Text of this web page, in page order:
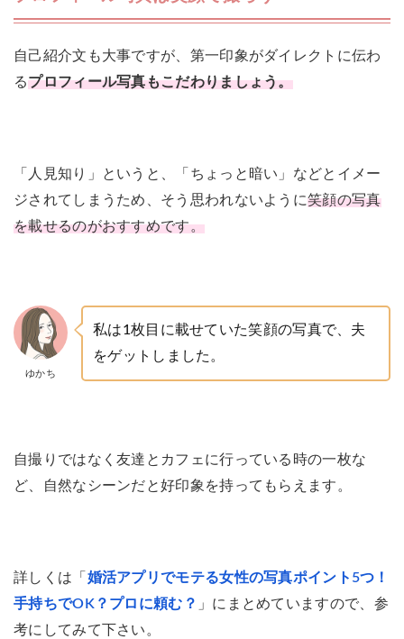
自己紹介文も大事ですが、第一印象がダイレクトに伝わ
るプロフィール写真もこだわりましょう。
「人見知り」というと、「ちょっと暗い」などとイメー
ジされてしまうため、そう思われないように笑顔の写真
を載せるのがおすすめです。
ゆかち
私は1枚目に載せていた笑顔の写真で、夫
をゲットしました。
自撮りではなく友達とカフェに行っている時の一枚な
ど、自然なシーンだと好印象を持ってもらえます。
詳しくは「 婚活アプリでモテる女性の写真ポイント5つ！
手持ちでOK？プロに頼む？ 」にまとめていますので、参
考にしてみて下さい。